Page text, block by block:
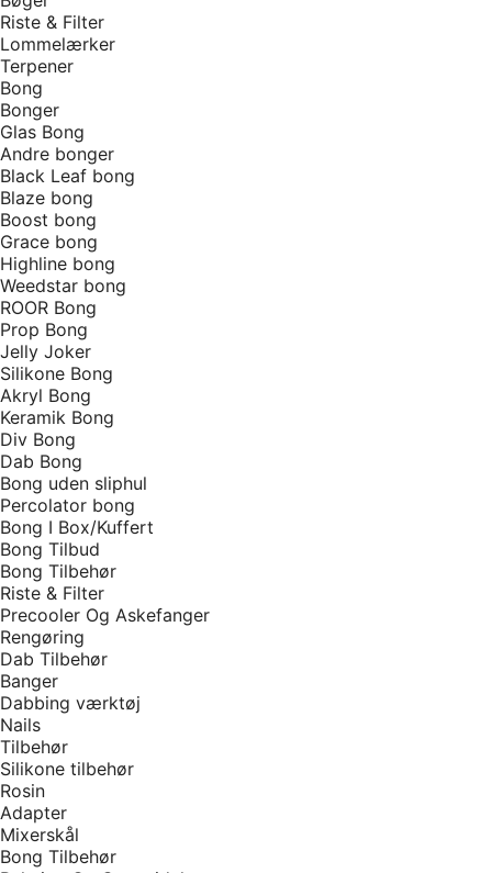
Riste & Filter
Lommelærker
Terpener
Bong
Bonger
Glas Bong
Andre bonger
Black Leaf bong
Blaze bong
Boost bong
Grace bong
Highline bong
Weedstar bong
ROOR Bong
Prop Bong
Jelly Joker
Silikone Bong
Akryl Bong
Keramik Bong
Div Bong
Dab Bong
Bong uden sliphul
Percolator bong
Bong I Box/Kuffert
Bong Tilbud
Bong Tilbehør
Riste & Filter
Precooler Og Askefanger
Rengøring
Dab Tilbehør
Banger
Dabbing værktøj
Nails
Tilbehør
Silikone tilbehør
Rosin
Adapter
Mixerskål
Bong Tilbehør